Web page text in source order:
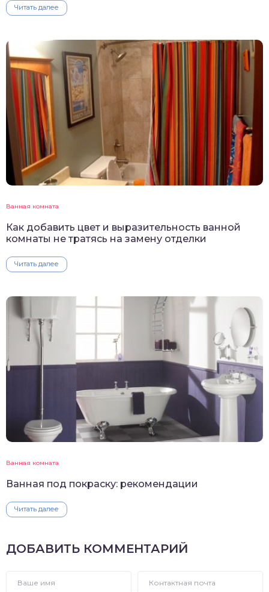
Читать далее
Ванная комната
Как добавить цвет и выразительность ванной
комнаты не тратясь на замену отделки
Читать далее
Ванная комната
Ванная под покраску: рекомендации
Читать далее
ДОБАВИТЬ КОММЕНТАРИЙ